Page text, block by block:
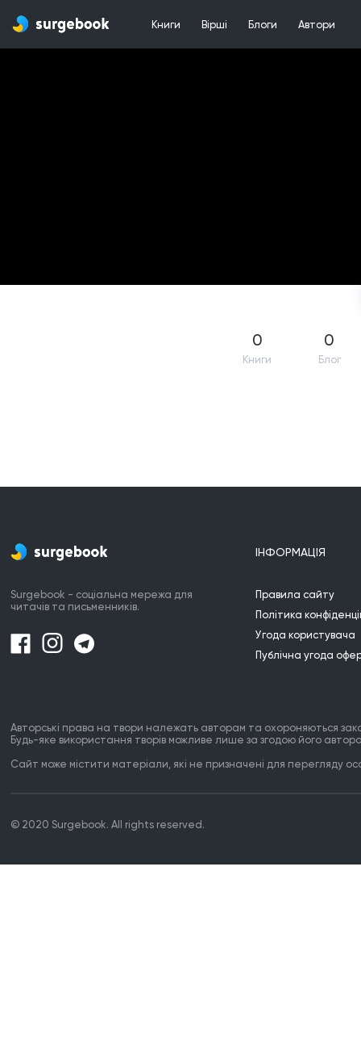
Книги Вірші Блоги Автори
0
Книги
0
Блог
Surgebook - соціальна мережа для
читачів та письменників.
ІНФОРМАЦІЯ
Правила сайту
Політика
Угода користувача
Публічна угода
Авторські права на твори належать авторам та охороняються
Будь-яке використання творів можливе лише за згодою його
Сайт може містити матеріали, які не призначені для перегляду
© 2020 Surgebook. All rights reserved.